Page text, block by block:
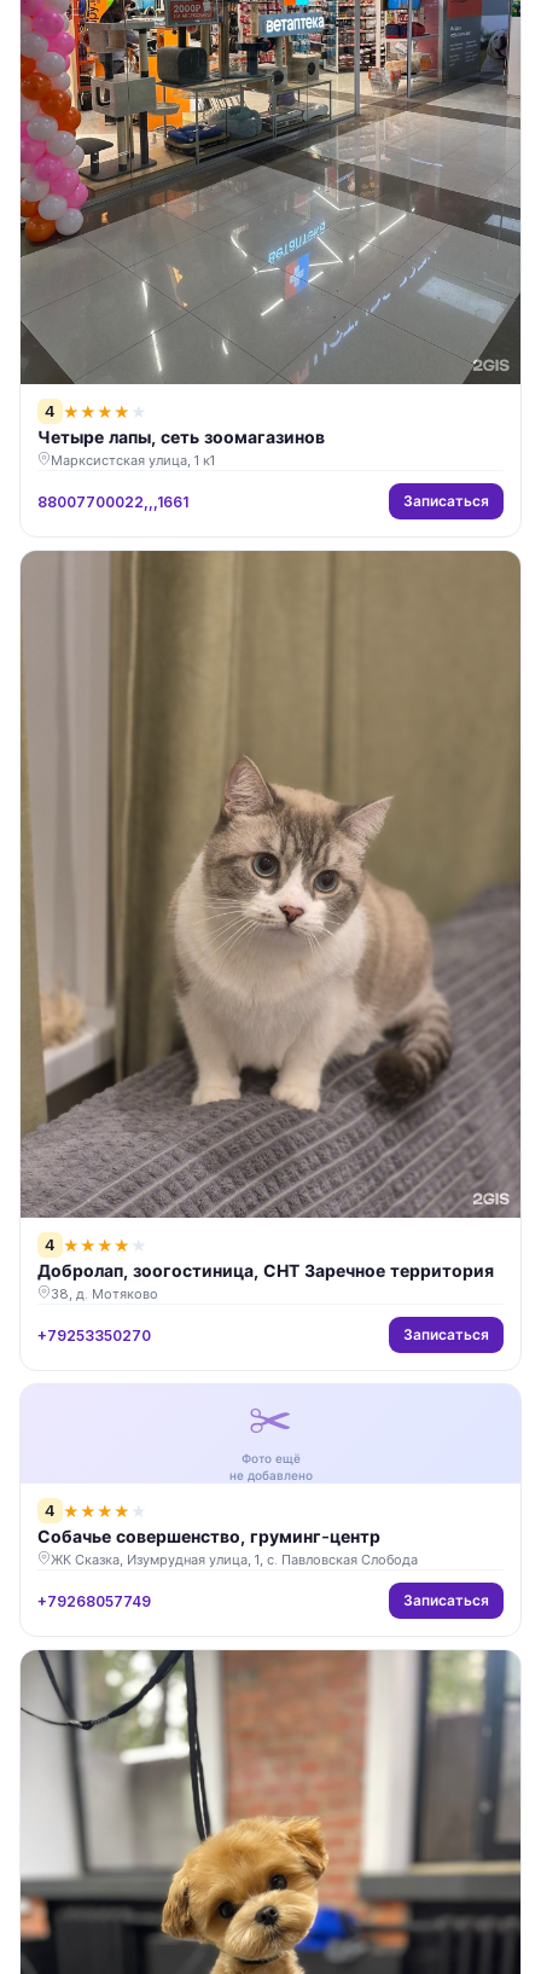
4 ★★★★ ★
Четыре лапы, сеть зоомагазинов
Марксистская улица, 1 к1
88007700022,,,1661 Записаться
4 ★★★★ ★
Добролап, зоогостиница, СНТ Заречное территория
38, д. Мотяково
+79253350270 Записаться
✂️
Фото ещё
не добавлено
4 ★★★★ ★
Собачье совершенство, груминг-центр
ЖК Сказка, Изумрудная улица, 1, с. Павловская Слобода
+79268057749 Записаться